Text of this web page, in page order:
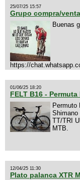
25/07/25 15:57
Grupo compra/
Buenas
https://
01/06/25 18:20
FELT B16 - Permuta
Permuto
Shimano
TT/TRI
MTB.
12/04/25 11:30
Plato palanca XTR